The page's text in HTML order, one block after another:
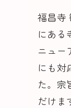
福昌寺
にある
ニュー
にも対
た。宗
だけま